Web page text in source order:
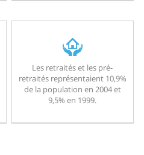
Les retraités et les pré-
retraités représentaient 10,9%
de la population en 2004 et
9,5% en 1999.